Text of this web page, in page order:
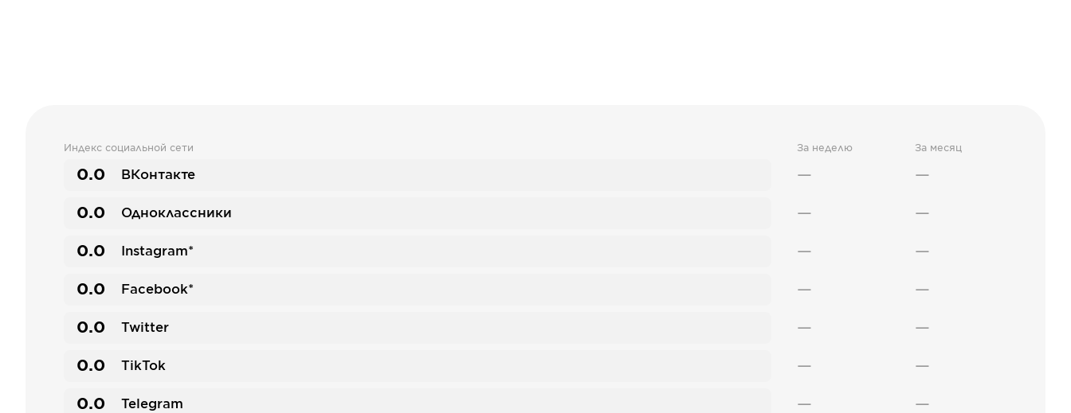
Индекс социальной сети За неделю За месяц
0.0 ВКонтакте — —
0.0 Одноклассники — —
0.0 Instagram* — —
0.0 Facebook* — —
0.0 Twitter — —
0.0 TikTok — —
0.0 Telegram — —